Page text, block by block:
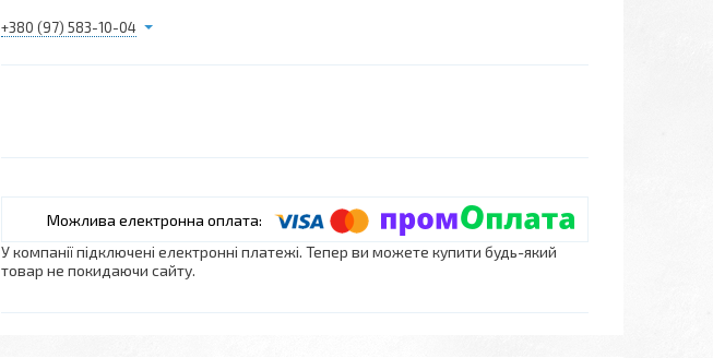
+380 (97) 583-10-04
У компанії підключені електронні платежі. Тепер ви можете купити будь-який
товар не покидаючи сайту.